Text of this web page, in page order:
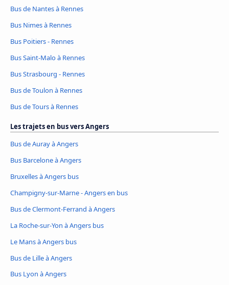
Bus de Nantes à Rennes
Bus Nimes à Rennes
Bus Poitiers - Rennes
Bus Saint-Malo à Rennes
Bus Strasbourg - Rennes
Bus de Toulon à Rennes
Bus de Tours à Rennes
Les trajets en bus vers Angers
Bus de Auray à Angers
Bus Barcelone à Angers
Bruxelles à Angers bus
Champigny-sur-Marne - Angers en bus
Bus de Clermont-Ferrand à Angers
La Roche-sur-Yon à Angers bus
Le Mans à Angers bus
Bus de Lille à Angers
Bus Lyon à Angers